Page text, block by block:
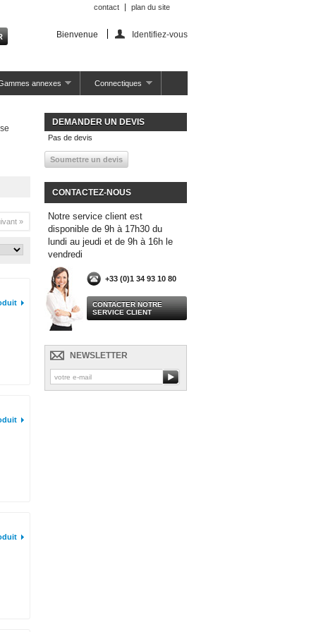
contact plan du site
Bienvenue Identifiez-vous
annexes Connectiques
»
DEMANDER UN DEVIS
Pas de devis
CONTACTEZ-NOUS
Notre service client est
disponible de 9h à 17h30 du
lundi au jeudi et de 9h à 16h le
vendredi
+33 (0)1 34 93 10 80
CONTACTER NOTRE
SERVICE CLIENT
NEWSLETTER